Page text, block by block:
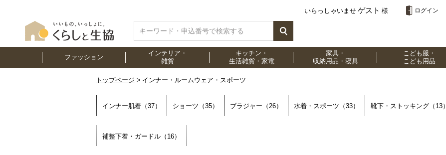
いらっしゃいませ ゲスト 様 ログイン
ファッション
インテリア・
雑貨
キッチン・
生活雑貨・家電
家具・
収納用品・寝具
こども服・
こども用品
トップページ インナー・ルームウェア・スポーツ
インナー肌着（37） ショーツ（35） ブラジャー（26） 水着・スポーツ（33） 靴下・ストッキング（13）
補整下着・ガードル（16）